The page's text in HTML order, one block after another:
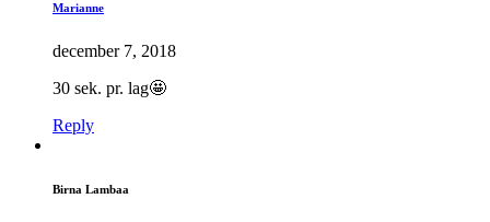
Marianne
december 7, 2018
30 sek. pr. lag🤩
Reply
Birna Lambaa